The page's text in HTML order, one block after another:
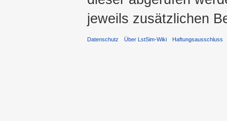
jeweils zusätzlichen
Datenschutz Über LstSim-Wiki Haftungsausschluss